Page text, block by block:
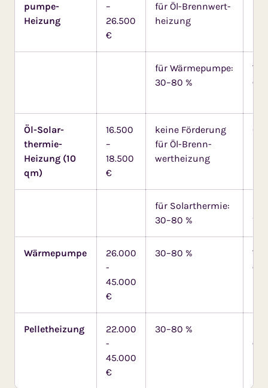
pumpe-
Heizung
–
26.500
€
für Öl-Brenn­wert­
heizung
für Wärme­pumpe:
30–80 %
€:
Öl-Solar­
thermie-
Heizung (10
qm)
16.500
–
18.500
€
keine Förde­rung
für Öl-Brenn­
wertheizung
Öl-
für Solar­thermie:
30–80 %
Wärmepumpe
26.000
-
45.000
€
30–80 %
Pelletheizung
22.000
-
45.000
€
30–80 %